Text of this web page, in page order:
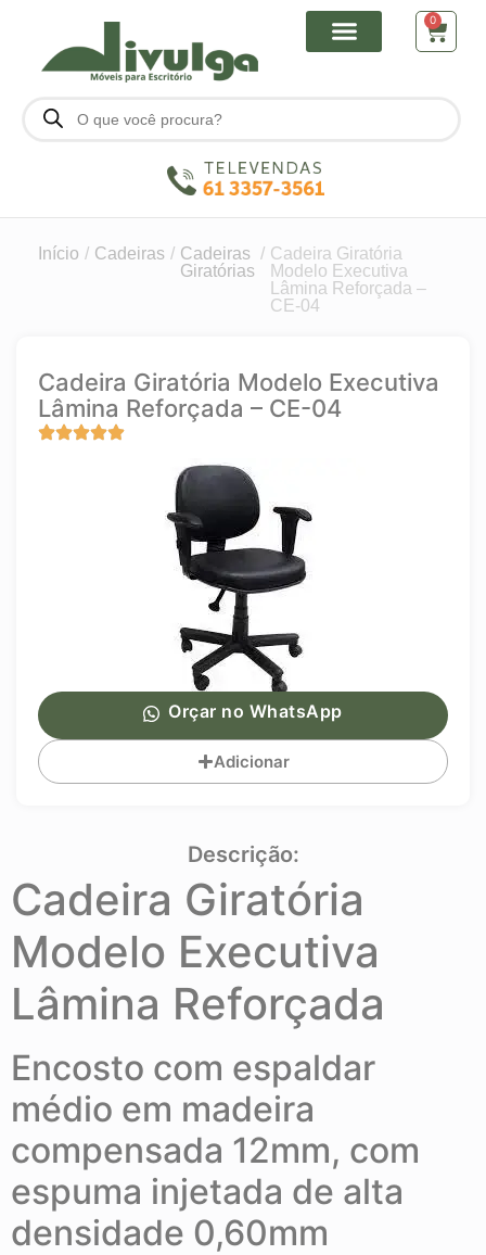
0
Início / Cadeiras / Cadeiras
Giratórias
/ Cadeira Giratória
Modelo Executiva
Lâmina Reforçada –
CE-04
Cadeira Giratória Modelo Executiva
Lâmina Reforçada – CE-04
Orçar no WhatsApp
Adicionar
Descrição:
Cadeira Giratória
Modelo Executiva
Lâmina Reforçada
Encosto com espaldar
médio em madeira
compensada 12mm, com
espuma injetada de alta
densidade 0,60mm